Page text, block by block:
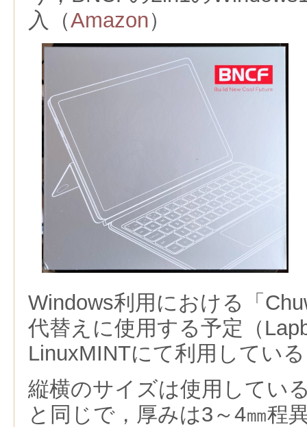
入（Amazon）
Windows利用における「
代替えに使用する予定（
LinuxMINTにて利用してい
縦横のサイズは使用してい
と同じで，厚みは3～4㎜程